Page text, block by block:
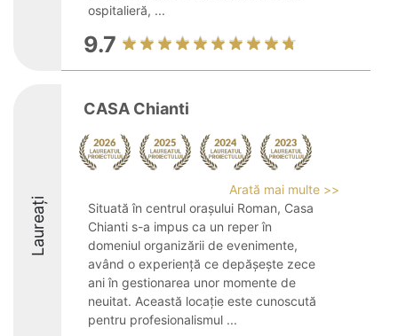
ospitalieră, ...
9.7
Laureați
CASA Chianti
Arată mai multe >>
Situată în centrul orașului Roman, Casa
Chianti s-a impus ca un reper în
domeniul organizării de evenimente,
având o experiență ce depășește zece
ani în gestionarea unor momente de
neuitat. Această locație este cunoscută
pentru profesionalismul ...